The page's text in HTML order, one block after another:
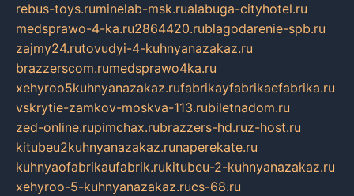
rebus-toys.ruminelab-msk.rualabuga-cityhotel.ru
medsprawo-4-ka.ru2864420.rublagodarenie-spb.ru
zajmy24.rutovudyi-4-kuhnyanazakaz.ru
brazzerscom.rumedsprawo4ka.ru
xehyroo5kuhnyanazakaz.rufabrikayfabrikaefabrika.ru
vskrytie-zamkov-moskva-113.rubiletnadom.ru
zed-online.rupimchax.rubrazzers-hd.ruz-host.ru
kitubeu2kuhnyanazakaz.runaperekate.ru
kuhnyaofabrikaufabrik.rukitubeu-2-kuhnyanazakaz.ru
xehyroo-5-kuhnyanazakaz.rucs-68.ru